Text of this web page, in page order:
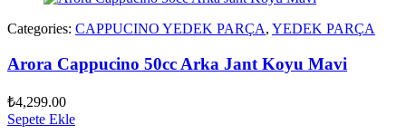
Categories: CAPPUCINO YEDEK PARÇA, YEDEK PARÇA
Arora Cappucino 50cc Arka Jant Koyu Mavi
₺4,299.00
Sepete Ekle